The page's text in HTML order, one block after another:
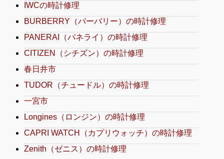
IWCの時計修理
BURBERRY（バーバリー）の時計修理
PANERAI（パネライ）の時計修理
CITIZEN（シチズン）の時計修理
春日井市
TUDOR（チュードル）の時計修理
一宮市
Longines（ロンジン）の時計修理
CAPRI WATCH（カプリウォッチ）の時計修理
Zenith（ゼニス）の時計修理